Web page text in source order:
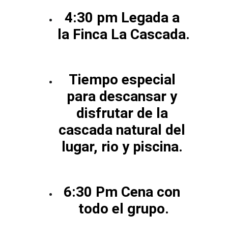
4:30 pm Legada a
la Finca La Cascada.
Tiempo especial
para descansar y
disfrutar de la
cascada natural del
lugar, rio y piscina.
6:30 Pm Cena con
todo el grupo.